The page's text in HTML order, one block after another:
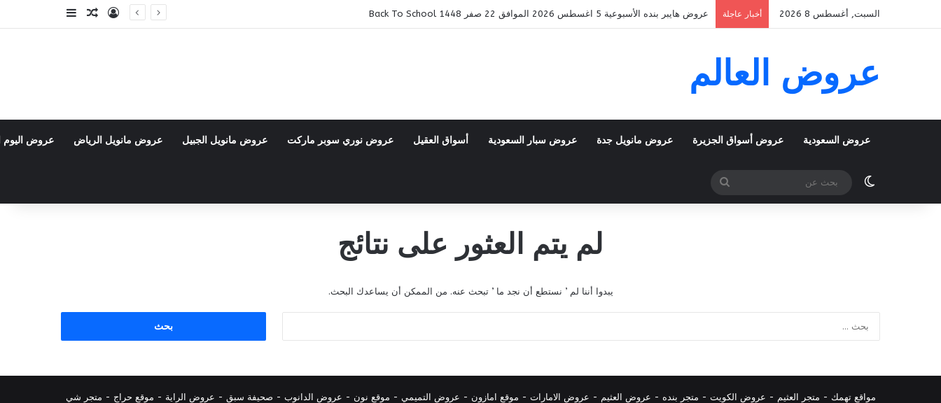
السبت, أغسطس 8 2026 أخبار عاجلة عروض هايبر بنده الأسبوعية 5 اغسطس 2026 الموافق 22 صفر 1448 Back To School تسجيل الدخول
مقال عشوائي
إضافة عمود
عروض العالم
عروض السعودية عروض أسواق الجزيرة عروض مانويل جدة عروض سبار السعودية أسواق العقيل عروض نوري سوبر ماركت عروض مانويل الجبيل عروض مانويل الرياض عروض اليوم
الوضع المظلم
بحث
عن
لم يتم العثور على نتائج
يبدوا أننا لم ’ نستطع أن نجد ما ’ تبحث عنه. من الممكن أن يساعدك البحث.
مواقع تهمك - متجر العثيم - عروض الكويت - متجر بنده - عروض العثيم - عروض الامارات - موقع امازون - عروض التميمي - موقع نون - عروض الدانوب - صحيفة سبق - عروض الراية - موقع حراج - متجر شي